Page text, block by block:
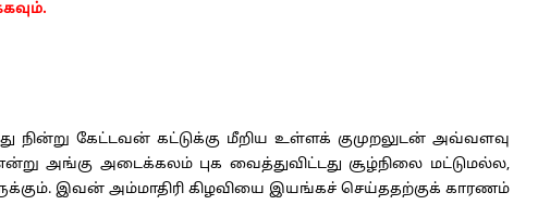
கேட்டவன் கட்டுக்கு மீறிய உள்ளக் குமுறலுடன் அவ்வளவு
அங்கு அடைக்கலம் புக வைத்துவிட்டது சூழ்நிலை மட்டுமல்ல,
இவன் அம்மாதிரி கிழவியை இயங்கச் செய்ததற்குக் காரணம்